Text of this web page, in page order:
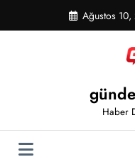
Ağustos
Haber